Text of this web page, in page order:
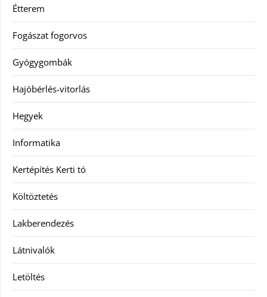
Étterem
Fogászat fogorvos
Gyógygombák
Hajóbérlés-vitorlás
Hegyek
Informatika
Kertépítés Kerti tó
Költöztetés
Lakberendezés
Látnivalók
Letöltés